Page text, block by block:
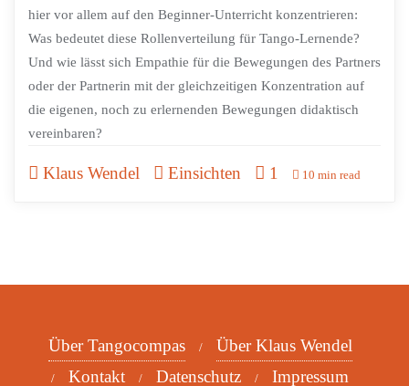
hier vor allem auf den Beginner-Unterricht konzentrieren:
Was bedeutet diese Rollenverteilung für Tango-Lernende?
Und wie lässt sich Empathie für die Bewegungen des Partners
oder der Partnerin mit der gleichzeitigen Konzentration auf
die eigenen, noch zu erlernenden Bewegungen didaktisch
vereinbaren?
Klaus Wendel Einsichten 1 10 min read
Über Tangocompas
Über Klaus Wendel
Kontakt
Datenschutz Impressum